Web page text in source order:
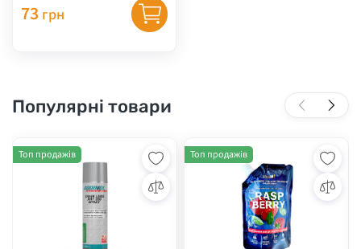
73 грн
Популярні товари
Топ продажів Топ продажів